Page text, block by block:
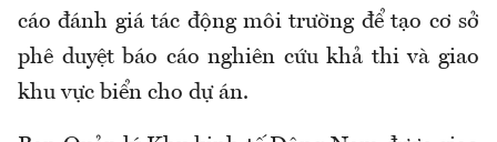
cáo đánh giá tác động môi trường để tạo cơ sở
phê duyệt báo cáo nghiên cứu khả thi và giao
khu vực biển cho dự án.